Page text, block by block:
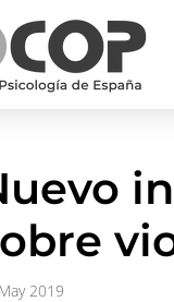
2019